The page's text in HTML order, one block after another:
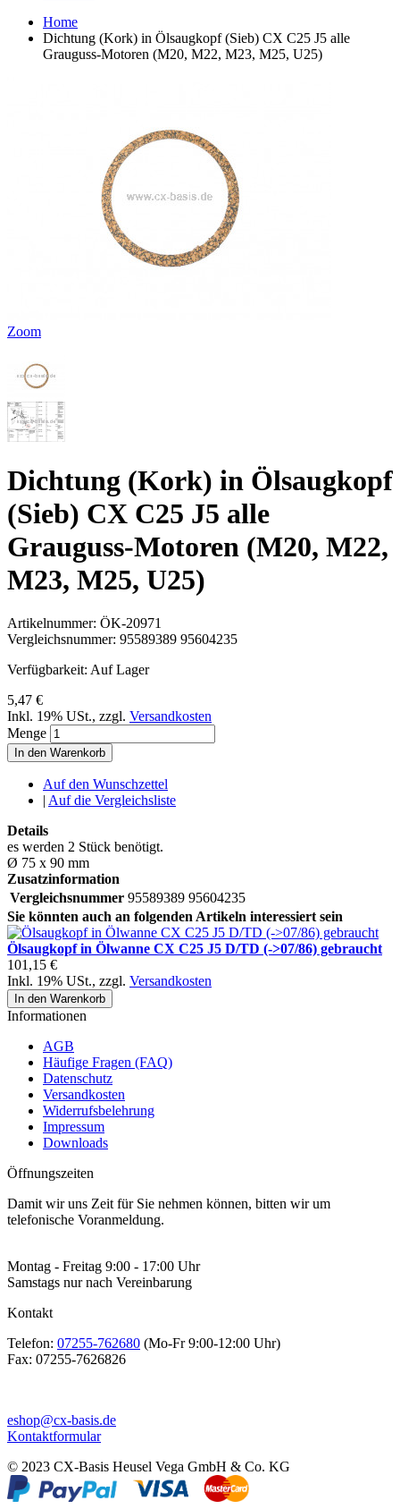
Home
Dichtung (Kork) in Ölsaugkopf (Sieb) CX C25 J5 alle
Grauguss-Motoren (M20, M22, M23, M25, U25)
Zoom
Dichtung (Kork) in Ölsaugkopf
(Sieb) CX C25 J5 alle
Grauguss-Motoren (M20, M22,
M23, M25, U25)
Artikelnummer: ÖK-20971
Vergleichsnummer: 95589389 95604235
Verfügbarkeit: Auf Lager
5,47 €
Inkl. 19% USt., zzgl. Versandkosten
Menge
In den Warenkorb
Auf den Wunschzettel
| Auf die Vergleichsliste
Details
es werden 2 Stück benötigt.
Ø 75 x 90 mm
Zusatzinformation
Vergleichsnummer 95589389 95604235
Sie könnten auch an folgenden Artikeln interessiert sein
Ölsaugkopf in Ölwanne CX C25 J5 D/TD (->07/86) gebraucht
101,15 €
Inkl. 19% USt., zzgl. Versandkosten
In den Warenkorb
Informationen
AGB
Häufige Fragen (FAQ)
Datenschutz
Versandkosten
Widerrufsbelehrung
Impressum
Downloads
Öffnungszeiten
Damit wir uns Zeit für Sie nehmen können, bitten wir um
telefonische Voranmeldung.
Montag - Freitag 9:00 - 17:00 Uhr
Samstags nur nach Vereinbarung
Kontakt
Telefon: 07255-762680 (Mo-Fr 9:00-12:00 Uhr)
Fax: 07255-7626826
eshop@cx-basis.de
Kontaktformular
© 2023 CX-Basis Heusel Vega GmbH & Co. KG